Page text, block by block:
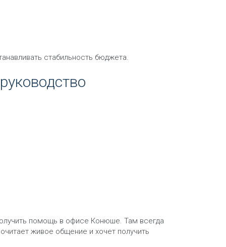
стабильность бюджета.
помощь в офисе Конюше. Там всегда
живое общение и хочет получить